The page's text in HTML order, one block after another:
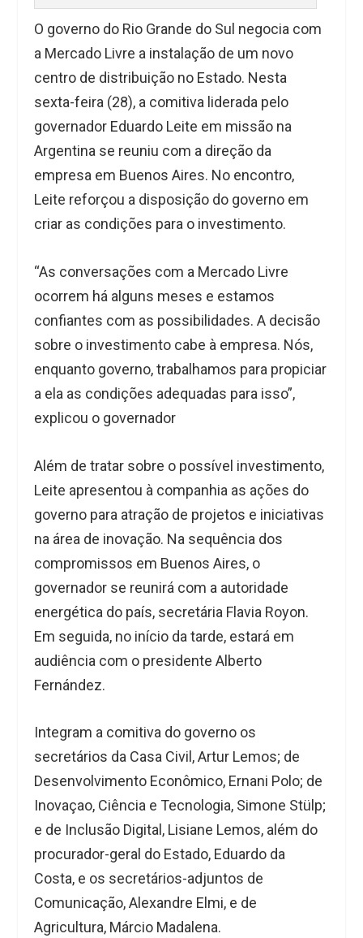
O governo do Rio Grande do Sul negocia com
a Mercado Livre a instalação de um novo
centro de distribuição no Estado. Nesta
sexta-feira (28), a comitiva liderada pelo
governador Eduardo Leite em missão na
Argentina se reuniu com a direção da
empresa em Buenos Aires. No encontro,
Leite reforçou a disposição do governo em
criar as condições para o investimento.
“As conversações com a Mercado Livre
ocorrem há alguns meses e estamos
confiantes com as possibilidades. A decisão
sobre o investimento cabe à empresa. Nós,
enquanto governo, trabalhamos para propiciar
a ela as condições adequadas para isso”,
explicou o governador
Além de tratar sobre o possível investimento,
Leite apresentou à companhia as ações do
governo para atração de projetos e iniciativas
na área de inovação. Na sequência dos
compromissos em Buenos Aires, o
governador se reunirá com a autoridade
energética do país, secretária Flavia Royon.
Em seguida, no início da tarde, estará em
audiência com o presidente Alberto
Fernández.
Integram a comitiva do governo os
secretários da Casa Civil, Artur Lemos; de
Desenvolvimento Econômico, Ernani Polo; de
Inovaçao, Ciência e Tecnologia, Simone Stülp;
e de Inclusão Digital, Lisiane Lemos, além do
procurador-geral do Estado, Eduardo da
Costa, e os secretários-adjuntos de
Comunicação, Alexandre Elmi, e de
Agricultura, Márcio Madalena.